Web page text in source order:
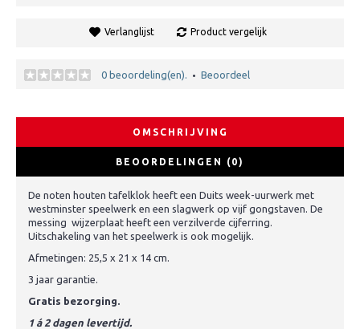
Verlanglijst Product vergelijk
0 beoordeling(en). • Beoordeel
OMSCHRIJVING
BEOORDELINGEN (0)
De noten houten tafelklok heeft een Duits week-uurwerk met
westminster speelwerk en een slagwerk op vijf gongstaven. De
messing wijzerplaat heeft een verzilverde cijferring.
Uitschakeling van het speelwerk is ook mogelijk.
Afmetingen: 25,5 x 21 x 14 cm.
3 jaar garantie.
Gratis bezorging.
1 á 2 dagen levertijd.